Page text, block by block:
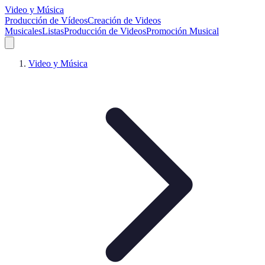
Video y Música
Producción de VídeosCreación de Videos
MusicalesListasProducción de VideosPromoción Musical
Video y Música